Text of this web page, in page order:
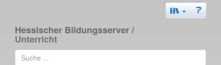
Hessischer Bildungsserver/
Unterricht